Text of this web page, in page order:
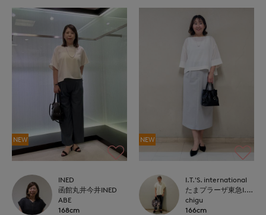
NEW
INED
函館丸井今井INED
ABE
168cm
NEW
I.T.'S. international
たまプラーザ東急I.T.'S.international
chigu
166cm